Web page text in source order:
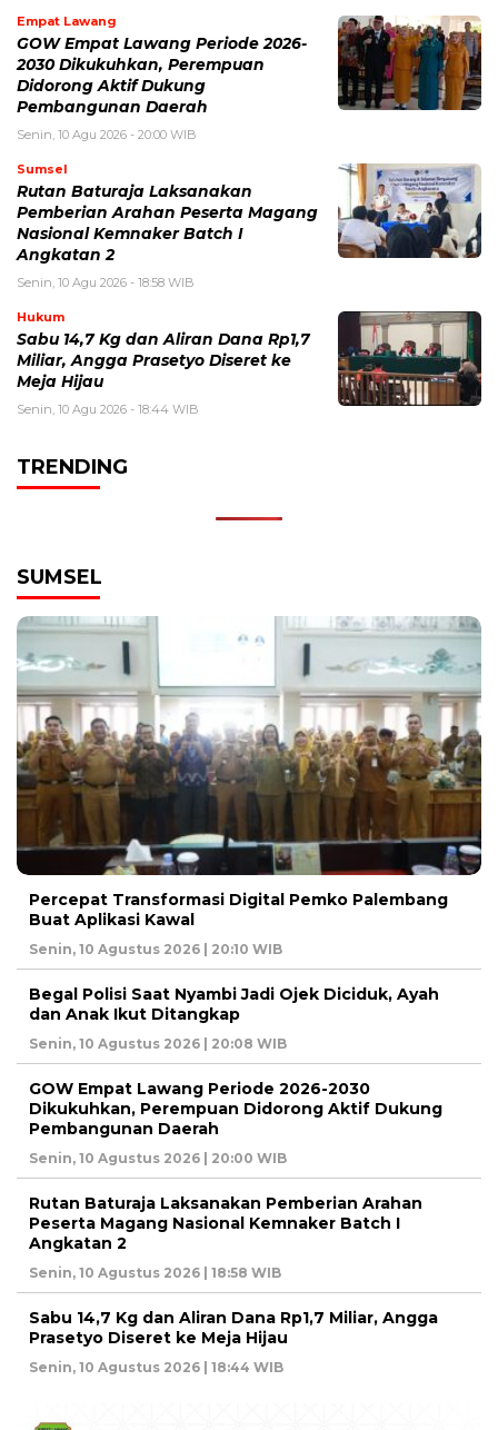
Empat Lawang
GOW Empat Lawang Periode 2026-
2030 Dikukuhkan, Perempuan
Didorong Aktif Dukung
Pembangunan Daerah
Senin, 10 Agu 2026 - 20:00 WIB
Sumsel
Rutan Baturaja Laksanakan
Pemberian Arahan Peserta Magang
Nasional Kemnaker Batch I
Angkatan 2
Senin, 10 Agu 2026 - 18:58 WIB
Hukum
Sabu 14,7 Kg dan Aliran Dana Rp1,7
Miliar, Angga Prasetyo Diseret ke
Meja Hijau
Senin, 10 Agu 2026 - 18:44 WIB
TRENDING
SUMSEL
Percepat Transformasi Digital Pemko Palembang
Buat Aplikasi Kawal
Senin, 10 Agustus 2026 | 20:10 WIB
Begal Polisi Saat Nyambi Jadi Ojek Diciduk, Ayah
dan Anak Ikut Ditangkap
Senin, 10 Agustus 2026 | 20:08 WIB
GOW Empat Lawang Periode 2026-2030
Dikukuhkan, Perempuan Didorong Aktif Dukung
Pembangunan Daerah
Senin, 10 Agustus 2026 | 20:00 WIB
Rutan Baturaja Laksanakan Pemberian Arahan
Peserta Magang Nasional Kemnaker Batch I
Angkatan 2
Senin, 10 Agustus 2026 | 18:58 WIB
Sabu 14,7 Kg dan Aliran Dana Rp1,7 Miliar, Angga
Prasetyo Diseret ke Meja Hijau
Senin, 10 Agustus 2026 | 18:44 WIB